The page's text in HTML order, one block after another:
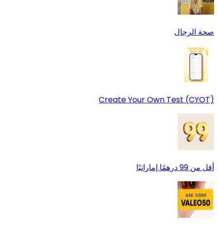
صحة الرجال
Create Your Own Test (CYOT)
أقل من 99 درهمًا إماراتيًا